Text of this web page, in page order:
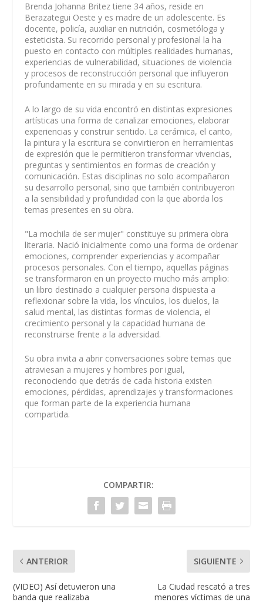
Brenda Johanna Britez tiene 34 años, reside en
Berazategui Oeste y es madre de un adolescente. Es
docente, policía, auxiliar en nutrición, cosmetóloga y
esteticista. Su recorrido personal y profesional la ha
puesto en contacto con múltiples realidades humanas,
experiencias de vulnerabilidad, situaciones de violencia
y procesos de reconstrucción personal que influyeron
profundamente en su mirada y en su escritura.
A lo largo de su vida encontró en distintas expresiones
artísticas una forma de canalizar emociones, elaborar
experiencias y construir sentido. La cerámica, el canto,
la pintura y la escritura se convirtieron en herramientas
de expresión que le permitieron transformar vivencias,
preguntas y sentimientos en formas de creación y
comunicación. Estas disciplinas no solo acompañaron
su desarrollo personal, sino que también contribuyeron
a la sensibilidad y profundidad con la que aborda los
temas presentes en su obra.
"La mochila de ser mujer" constituye su primera obra
literaria. Nació inicialmente como una forma de ordenar
emociones, comprender experiencias y acompañar
procesos personales. Con el tiempo, aquellas páginas
se transformaron en un proyecto mucho más amplio:
un libro destinado a cualquier persona dispuesta a
reflexionar sobre la vida, los vínculos, los duelos, la
salud mental, las distintas formas de violencia, el
crecimiento personal y la capacidad humana de
reconstruirse frente a la adversidad.
Su obra invita a abrir conversaciones sobre temas que
atraviesan a mujeres y hombres por igual,
reconociendo que detrás de cada historia existen
emociones, pérdidas, aprendizajes y transformaciones
que forman parte de la experiencia humana
compartida.
COMPARTIR:
ANTERIOR
(VIDEO) Así detuvieron una
banda que realizaba
SIGUIENTE
La Ciudad rescató a tres
menores víctimas de una